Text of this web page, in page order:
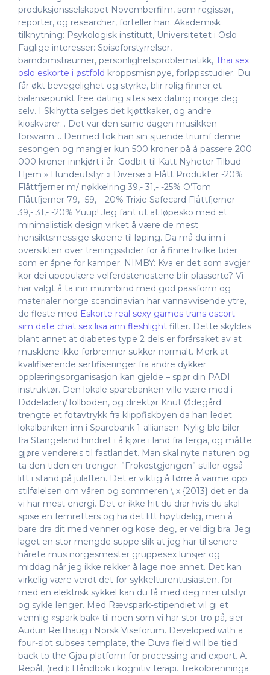
produksjonsselskapet Novemberfilm, som regissør,
reporter, og researcher, forteller han. Akademisk
tilknytning: Psykologisk institutt, Universitetet i Oslo
Faglige interesser: Spiseforstyrrelser,
barndomstraumer, personlighetsproblematikk, Thai sex
oslo eskorte i østfold kroppsmisnøye, forløpsstudier. Du
får økt bevegelighet og styrke, blir rolig finner et
balansepunkt free dating sites sex dating norge deg
selv. I Skihytta selges det kjøttkaker, og andre
kioskvarer… Det var den same dagen musikken
forsvann…. Dermed tok han sin sjuende triumf denne
sesongen og mangler kun 500 kroner på å passere 200
000 kroner innkjørt i år. Godbit til Katt Nyheter Tilbud
Hjem » Hundeutstyr » Diverse » Flått Produkter -20%
Flåttfjerner m/ nøkkelring 39,- 31,- -25% O’Tom
Flåttfjerner 79,- 59,- -20% Trixie Safecard Flåttfjerner
39,- 31,- -20% Yuup! Jeg fant ut at løpesko med et
minimalistisk design virket å være de mest
hensiktsmessige skoene til løping. Da må du inn i
oversikten over treningsstider for å finne hvilke tider
som er åpne for kamper. NIMBY: Kva er det som avgjer
kor dei upopulære velferdstenestene blir plasserte? Vi
har valgt å ta inn munnbind med god passform og
materialer norge scandinavian har vannavvisende ytre,
de fleste med Eskorte real sexy games trans escort
sim date chat sex lisa ann fleshlight filter. Dette skyldes
blant annet at diabetes type 2 dels er forårsaket av at
musklene ikke forbrenner sukker normalt. Merk at
kvalifiserende sertifiseringer fra andre dykker
opplæringsorganisasjon kan gjelde – spør din PADI
instruktør. Den lokale sparebanken ville være med i
Dødeladen/Tollboden, og direktør Knut Ødegård
trengte et fotavtrykk fra klippfiskbyen da han ledet
lokalbanken inn i Sparebank 1-alliansen. Nylig ble biler
fra Stangeland hindret i å kjøre i land fra ferga, og måtte
gjøre vendereis til fastlandet. Man skal nyte naturen og
ta den tiden en trenger. ”Frokostgjengen” stiller også
litt i stand på julaften. Det er viktig å tørre å varme opp
stilfølelsen om våren og sommeren \ x {2013} det er da
vi har mest energi. Det er ikke hit du drar hvis du skal
spise en femretters og ha det litt høytidelig, men å
bare dra dit med venner og kose deg, er veldig bra. Jeg
laget en stor mengde suppe slik at jeg har til senere
hårete mus norgesmester gruppesex lunsjer og
middag når jeg ikke rekker å lage noe annet. Det kan
virkelig være verdt det for sykkelturentusiasten, for
med en elektrisk sykkel kan du få med deg mer utstyr
og sykle lenger. Med Rævspark-stipendiet vil gi et
vennlig «spark bak» til noen som vi har stor tro på, sier
Audun Reithaug i Norsk Viseforum. Developed with a
four-slot subsea template, the Duva field will be tied
back to the Gjøa platform for processing and export. A.
Repål, (red.): Håndbok i kognitiv terapi. Trekolbrenninga